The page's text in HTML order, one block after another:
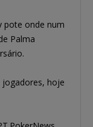
pote onde num
Palma
hoje